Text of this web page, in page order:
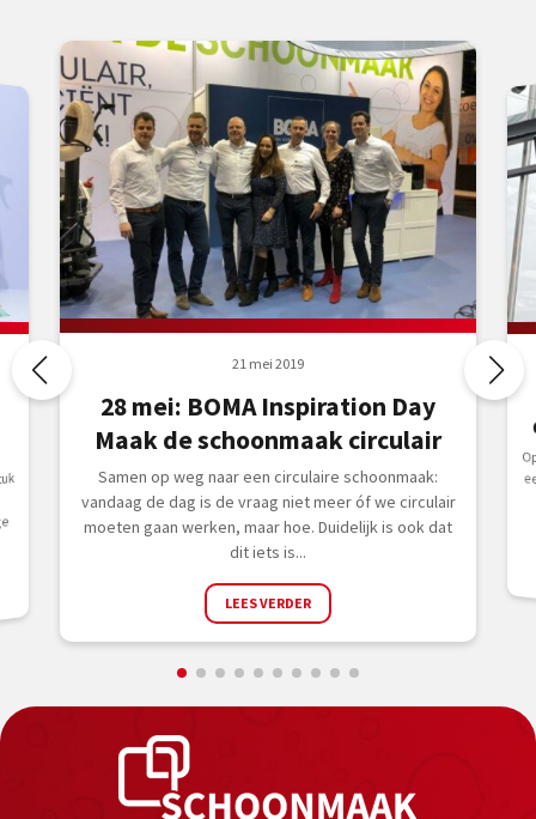
21 mei 2019
28 mei: BOMA Inspiration Day
Maak de schoonmaak circulair
Samen op weg naar een circulaire schoonmaak:
vandaag de dag is de vraag niet meer óf we circulair
moeten gaan werken, maar hoe. Duidelijk is ook dat
dit iets is...
LEES VERDER